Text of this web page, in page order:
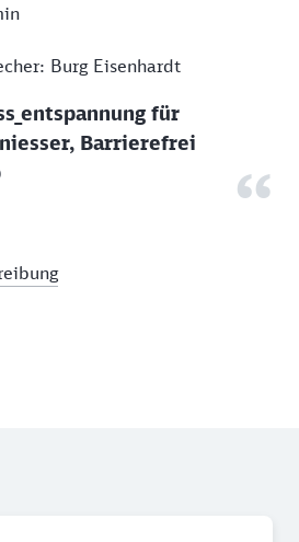
Burg Eisenhardt
für
Barrierefrei